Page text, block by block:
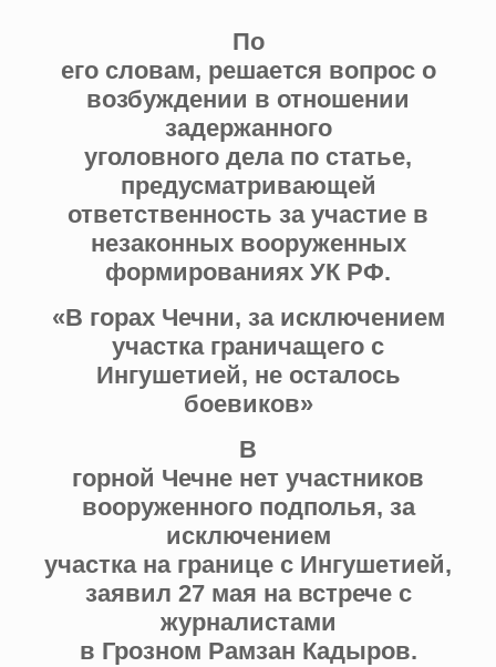
По
его словам, решается вопрос о
возбуждении в отношении
задержанного
уголовного дела по статье,
предусматривающей
ответственность за участие в
незаконных вооруженных
формированиях УК РФ.
«В горах Чечни, за исключением
участка граничащего с
Ингушетией, не осталось
боевиков»
В
горной Чечне нет участников
вооруженного подполья, за
исключением
участка на границе с Ингушетией,
заявил 27 мая на встрече с
журналистами
в Грозном Рамзан Кадыров.